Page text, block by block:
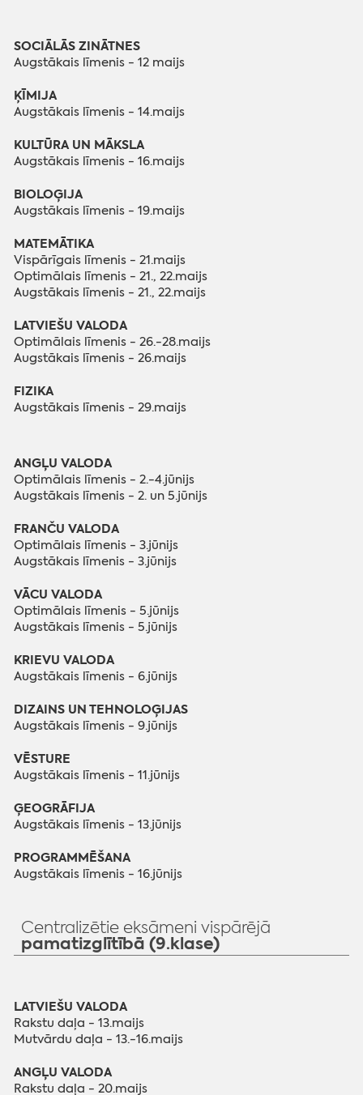
SOCIĀLĀS ZINĀTNES
Augstākais līmenis - 12 maijs
ĶĪMIJA
Augstākais līmenis - 14.maijs
KULTŪRA UN MĀKSLA
Augstākais līmenis - 16.maijs
BIOLOĢIJA
Augstākais līmenis - 19.maijs
MATEMĀTIKA
Vispārīgais līmenis - 21.maijs
Optimālais līmenis - 21., 22.maijs
Augstākais līmenis - 21., 22.maijs
LATVIEŠU VALODA
Optimālais līmenis - 26.-28.maijs
Augstākais līmenis - 26.maijs
FIZIKA
Augstākais līmenis - 29.maijs
ANGĻU VALODA
Optimālais līmenis - 2.-4.jūnijs
Augstākais līmenis - 2. un 5.jūnijs
FRANČU VALODA
Optimālais līmenis - 3.jūnijs
Augstākais līmenis - 3.jūnijs
VĀCU VALODA
Optimālais līmenis - 5.jūnijs
Augstākais līmenis - 5.jūnijs
KRIEVU VALODA
Augstākais līmenis - 6.jūnijs
DIZAINS UN TEHNOLOĢIJAS
Augstākais līmenis - 9.jūnijs
VĒSTURE
Augstākais līmenis - 11.jūnijs
ĢEOGRĀFIJA
Augstākais līmenis - 13.jūnijs
PROGRAMMĒŠANA
Augstākais līmenis - 16.jūnijs
Centralizētie eksāmeni vispārējā
pamatizglītībā (9.klase)
LATVIEŠU VALODA
Rakstu daļa - 13.maijs
Mutvārdu daļa - 13.-16.maijs
ANGĻU VALODA
Rakstu daļa - 20.maijs